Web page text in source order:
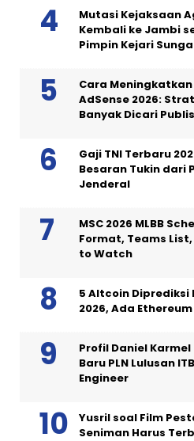
Mutasi Kejaksaan
Kembali ke Jambi
Pimpin Kejari
Cara
AdSense 2026:
Banyak Dicari
Gaji TNI Terbaru
Besaran Tukin dari
Jenderal
MSC 2026 MLBB
Format, Teams List,
to Watch
5 Altcoin Diprediksi
2026, Ada
Profil Daniel
Baru PLN Lulusan
Engineer
Yusril soal Film
Seniman Harus